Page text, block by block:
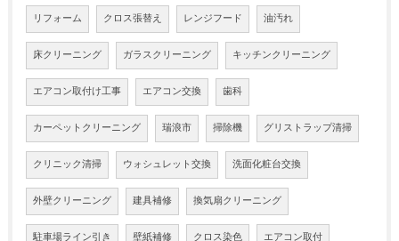
リフォーム クロス張替え レンジフード 油汚れ
床クリーニング ガラスクリーニング キッチンクリーニング
エアコン取付け工事 エアコン交換 歯科
カーペットクリーニング 瑞浪市 掃除機 グリストラップ清掃
クリニック清掃 ウォシュレット交換 洗面化粧台交換
外壁クリーニング 建具補修 換気扇クリーニング
駐車場ライン引き 壁紙補修 クロス染色 エアコン取付